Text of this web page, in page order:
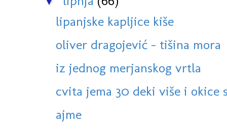
lipanjske kapljice kiše
oliver dragojević - tišina mora
iz jednog merjanskog vrtla
cvita jema 30 deki više i okice
ajme